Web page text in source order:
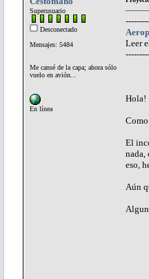
Superusuario
Desconectado
Mensajes: 5484
Me cansé de la capa; ahora sólo
vuelo en avión...
En línea
Leer
Hola!
El
nada,
eso,
Aún